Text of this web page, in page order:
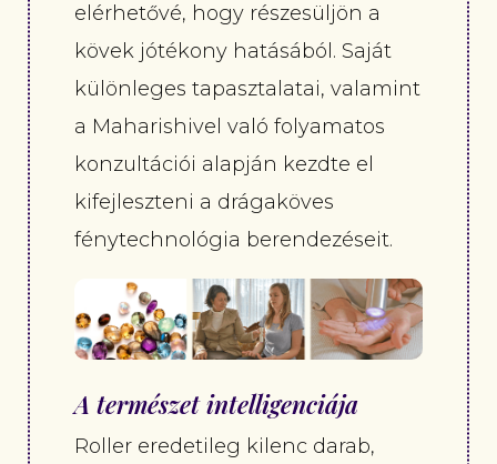
elérhetővé, hogy részesüljön a
kövek jótékony hatásából. Saját
különleges tapasztalatai, valamint
a Maharishivel való folyamatos
konzultációi alapján kezdte el
kifejleszteni a drágaköves
fénytechnológia berendezéseit.
A természet intelligenciája
Roller eredetileg kilenc darab,